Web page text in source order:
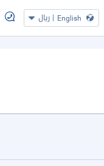
English
| ريال